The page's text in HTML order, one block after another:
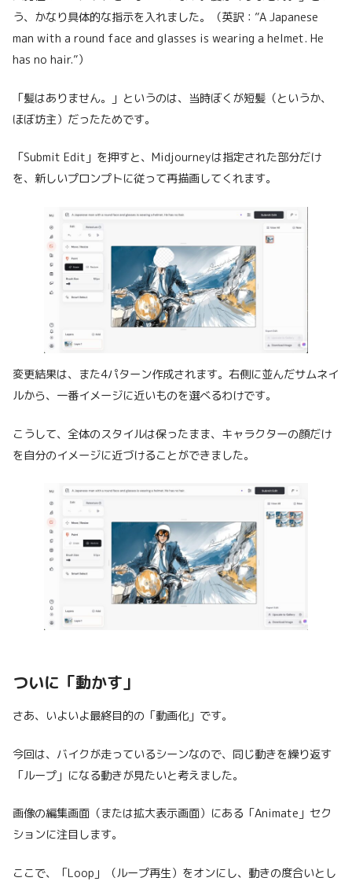
う、かなり具体的な指示を入れました。（英訳：”A Japanese
man with a round face and glasses is wearing a helmet. He
has no hair.”）
「髪はありません。」というのは、当時ぼくが短髪（というか、
ほぼ坊主）だったためです。
「Submit Edit」を押すと、Midjourneyは指定された部分だけ
を、新しいプロンプトに従って再描画してくれます。
変更結果は、また4パターン作成されます。右側に並んだサムネイ
ルから、一番イメージに近いものを選べるわけです。
こうして、全体のスタイルは保ったまま、キャラクターの顔だけ
を自分のイメージに近づけることができました。
ついに「動かす」
さあ、いよいよ最終目的の「動画化」です。
今回は、バイクが走っているシーンなので、同じ動きを繰り返す
「ループ」になる動きが見たいと考えました。
画像の編集画面（または拡大表示画面）にある「Animate」セク
ションに注目します。
ここで、「Loop」（ループ再生）をオンにし、動きの度合いとし